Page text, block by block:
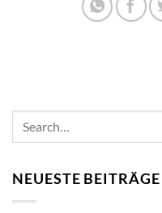
NEUESTE BEITRÄGE